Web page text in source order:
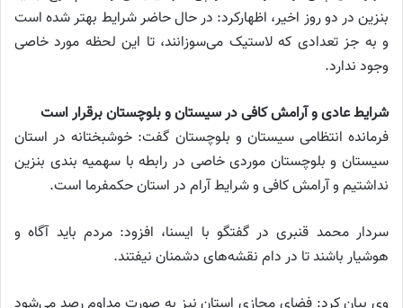
بنزین در دو روز اخیر، اظهارکرد: در حال حاضر شرایط بهتر شده است
و به جز تعدادی که لاستیک می‌سوزانند، تا این لحظه مورد خاصی
وجود ندارد.
شرایط عادی و آرامش کافی در سیستان و بلوچستان برقرار است
فرمانده انتظامی سیستان و بلوچستان گفت: خوشبختانه در استان
سیستان و بلوچستان موردی خاصی در رابطه با سهمیه بندی بنزین
نداشتیم و آرامش کافی و شرایط آرام در استان حکمفرما است.
سردار محمد قنبری در گفتگو با ایسنا، افزود: مردم باید آگاه و
هوشیار باشند تا در دام نقشه‌های دشمنان نیفتند.